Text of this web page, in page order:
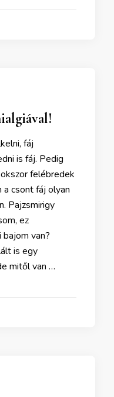
fáj
is fáj. Pedig
felébredek
a csont fáj olyan
Pajzsmirigy
ez
van?
is egy
mitől van …